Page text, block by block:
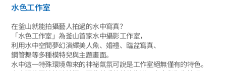
水色工作室
在釜山就能拍攝藝人拍過的水中寫真？
「水色工作室」為釜山首家水中攝影工作室，
利用水中空間夢幻演繹美人魚、婚禮、臨盆寫真、
鋼管舞等多種模特兒與主題畫面。
水中這一特殊環境帶來的神祕氣氛可說是工作室絕無僅有的特色。